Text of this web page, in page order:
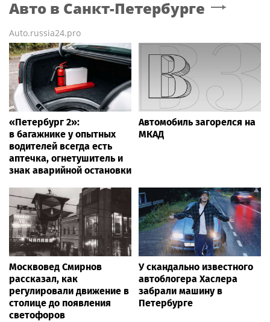
Авто в Санкт-Петербурге
Auto.russia24.pro
«Петербург 2»:
в багажнике у опытных
водителей всегда есть
аптечка, огнетушитель и
знак аварийной остановки
Автомобиль загорелся на
МКАД
Москвовед Смирнов
рассказал, как
регулировали движение в
столице до появления
светофоров
У скандально известного
автоблогера Хаслера
забрали машину в
Петербурге